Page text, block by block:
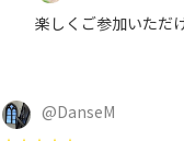
楽しくご参加いただ
@DanseM